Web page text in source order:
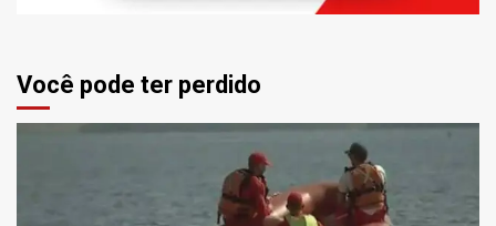
Você pode ter perdido